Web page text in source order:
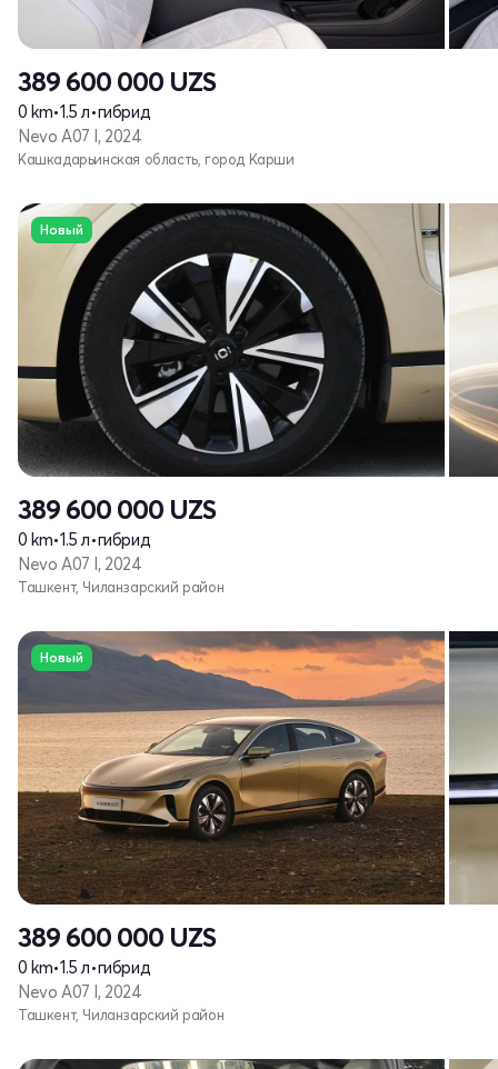
389 600 000 UZS
0 km•1.5 л•гибрид
Nevo A07 I, 2024
Кашкадарьинская область, город Карши
Новый
389 600 000 UZS
0 km•1.5 л•гибрид
Nevo A07 I, 2024
Ташкент, Чиланзарский район
Новый
389 600 000 UZS
0 km•1.5 л•гибрид
Nevo A07 I, 2024
Ташкент, Чиланзарский район